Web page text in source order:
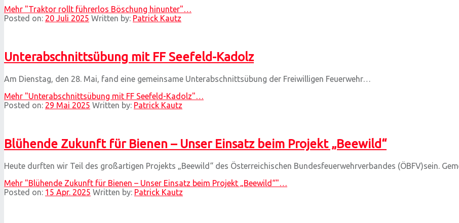
Mehr "Traktor rollt führerlos Böschung hinunter"…
Posted on: 20 Juli 2025 Written by: Patrick Kautz
Unterabschnittsübung mit FF Seefeld-Kadolz
Am Dienstag, den 28. Mai, fand eine gemeinsame Unterabschnittsübung der Freiwilligen Feuerwehr…
Mehr "Unterabschnittsübung mit FF Seefeld-Kadolz"…
Posted on: 29 Mai 2025 Written by: Patrick Kautz
Blühende Zukunft für Bienen – Unser Einsatz beim Projekt „Beewild“
Heute durften wir Teil des großartigen Projekts „Beewild“ des Österreichischen Bundesfeuerwehrverbandes (ÖBFV)sein.
Mehr "Blühende Zukunft für Bienen – Unser Einsatz beim Projekt „Beewild“"…
Posted on: 15 Apr. 2025 Written by: Patrick Kautz